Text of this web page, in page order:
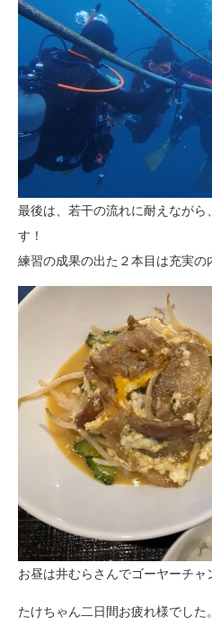
最後は、若干の流れに耐えなが
す！
練習の成果の出た２本目は充実の
お昼は井むらさんでゴーヤーチャ
たけちゃん二日間お疲れ様でした。